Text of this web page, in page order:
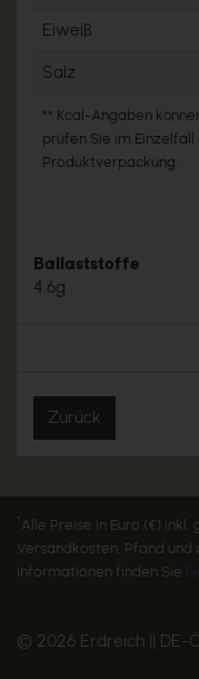
Eiweiß
Salz
** Kcal-Angaben
prüfen Sie im
Produktverpackung.
Ballaststoffe
4.6g
Zurück
* Alle Preise in Euro (€)
Versandkosten, Pfand
Informationen finden Sie
© 2026 Erdreich || DE-